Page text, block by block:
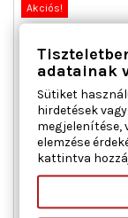
Akciós!
AC
adatainak
Sütiket
hirdetések
megjelenítése,
elemzése
kattintva